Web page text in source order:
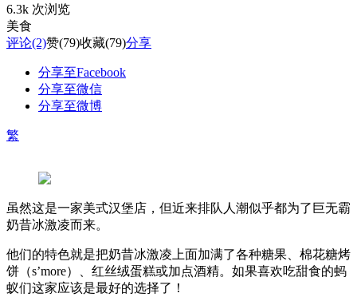
6.3k 次浏览
美食
评论(2)赞(79)收藏(79)分享
分享至Facebook
分享至微信
分享至微博
繁
虽然这是一家美式汉堡店，但近来排队人潮似乎都为了巨无霸
奶昔冰激凌而来。
他们的特色就是把奶昔冰激凌上面加满了各种糖果、棉花糖烤
饼（s’more）、红丝绒蛋糕或加点酒精。如果喜欢吃甜食的蚂
蚁们这家应该是最好的选择了！